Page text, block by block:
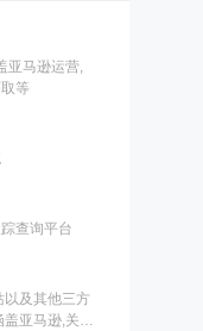
亚马逊运营,
等
查询平台
以及其他三方
亚马逊,关键